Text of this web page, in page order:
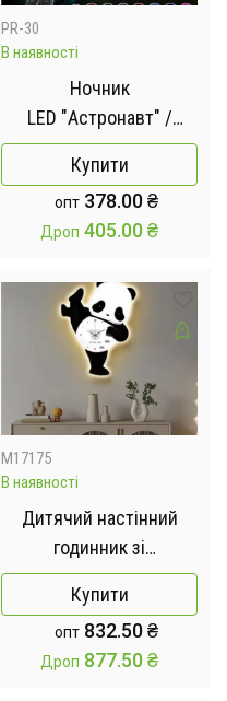
PR-30
В наявності
Ночник
LED "Астронавт" /
Лазерний проектор
зоряного неба BLACK
Космонавт
Купити
опт 378.00₴
Дроп 405.00₴
M17175
В наявності
Дитячий настінний
годинник зі
світлодіодним
підсвічуванням у
вигляді панди /
Декоративний LED-
Купити
опт 832.50₴
Дроп 877.50₴